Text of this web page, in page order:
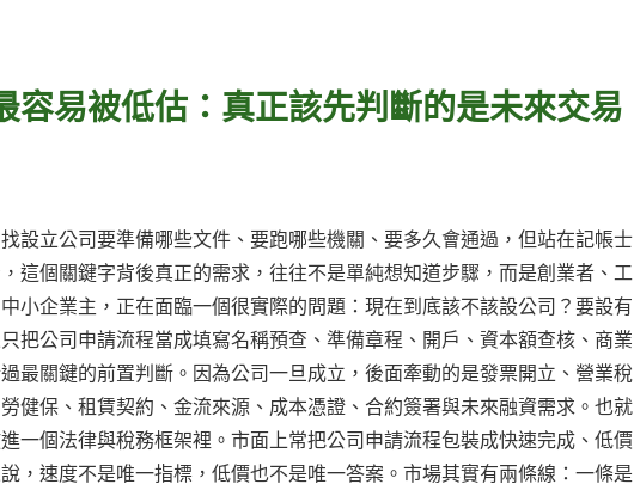
容易被低估：真正該先判斷的是未來交易
設立公司要準備哪些文件、要跑哪些機關、要多久會通過，但站在記帳士
這個關鍵字背後真正的需求，往往不是單純想知道步驟，而是創業者、工
小企業主，正在面臨一個很實際的問題：現在到底該不該設公司？要設有
把公司申請流程當成填寫名稱預查、準備章程、開戶、資本額查核、商業
最關鍵的前置判斷。因為公司一旦成立，後面牽動的是發票開立、營業稅
健保、租賃契約、金流來源、成本憑證、合約簽署與未來融資需求。也就
一個法律與稅務框架裡。市面上常把公司申請流程包裝成快速完成、低價
，速度不是唯一指標，低價也不是唯一答案。市場其實有兩條線：一條是